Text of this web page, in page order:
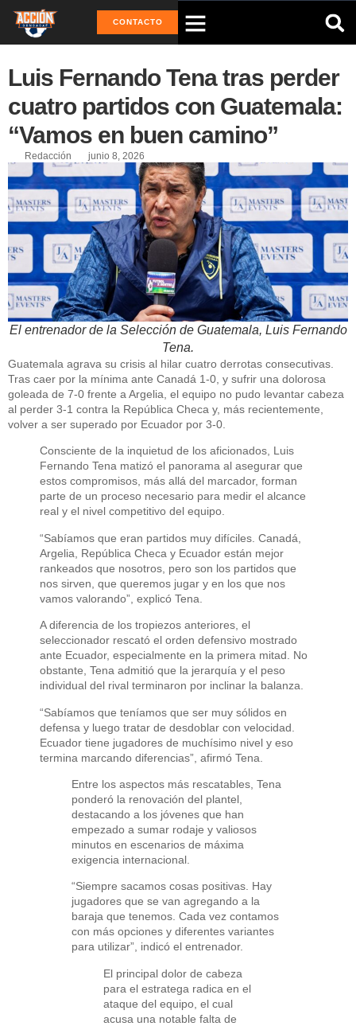
CONTACTO
Luis Fernando Tena tras perder
cuatro partidos con Guatemala:
“Vamos en buen camino”
Redacción junio 8, 2026
El entrenador de la Selección de Guatemala, Luis Fernando
Tena.
Guatemala agrava su crisis al hilar cuatro derrotas consecutivas.
Tras caer por la mínima ante Canadá 1-0, y sufrir una dolorosa
goleada de 7-0 frente a Argelia, el equipo no pudo levantar cabeza
al perder 3-1 contra la República Checa y, más recientemente,
volver a ser superado por Ecuador por 3-0.
Consciente de la inquietud de los aficionados, Luis
Fernando Tena matizó el panorama al asegurar que
estos compromisos, más allá del marcador, forman
parte de un proceso necesario para medir el alcance
real y el nivel competitivo del equipo.
“Sabíamos que eran partidos muy difíciles. Canadá,
Argelia, República Checa y Ecuador están mejor
rankeados que nosotros, pero son los partidos que
nos sirven, que queremos jugar y en los que nos
vamos valorando”, explicó Tena.
A diferencia de los tropiezos anteriores, el
seleccionador rescató el orden defensivo mostrado
ante Ecuador, especialmente en la primera mitad. No
obstante, Tena admitió que la jerarquía y el peso
individual del rival terminaron por inclinar la balanza.
“Sabíamos que teníamos que ser muy sólidos en
defensa y luego tratar de desdoblar con velocidad.
Ecuador tiene jugadores de muchísimo nivel y eso
termina marcando diferencias”, afirmó Tena.
Entre los aspectos más rescatables, Tena
ponderó la renovación del plantel,
destacando a los jóvenes que han
empezado a sumar rodaje y valiosos
minutos en escenarios de máxima
exigencia internacional.
“Siempre sacamos cosas positivas. Hay
jugadores que se van agregando a la
baraja que tenemos. Cada vez contamos
con más opciones y diferentes variantes
para utilizar”, indicó el entrenador.
El principal dolor de cabeza
para el estratega radica en el
ataque del equipo, el cual
acusa una notable falta de